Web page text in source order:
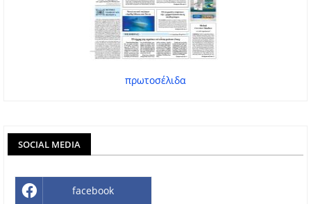
πρωτοσέλιδα
SOCIAL MEDIA
facebook